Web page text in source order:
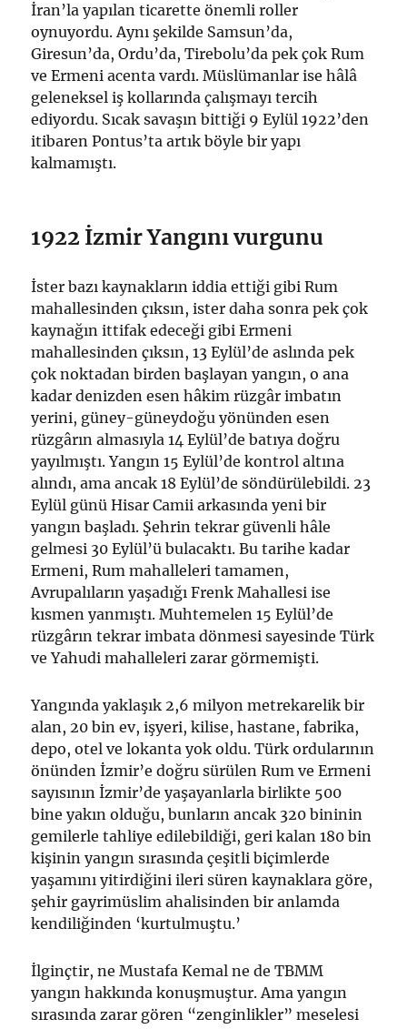
İran’la yapılan ticarette önemli roller
oynuyordu. Aynı şekilde Samsun’da,
Giresun’da, Ordu’da, Tirebolu’da pek çok Rum
ve Ermeni acenta vardı. Müslümanlar ise hâlâ
geleneksel iş kollarında çalışmayı tercih
ediyordu. Sıcak savaşın bittiği 9 Eylül 1922’den
itibaren Pontus’ta artık böyle bir yapı
kalmamıştı.
1922 İzmir Yangını vurgunu
İster bazı kaynakların iddia ettiği gibi Rum
mahallesinden çıksın, ister daha sonra pek çok
kaynağın ittifak edeceği gibi Ermeni
mahallesinden çıksın, 13 Eylül’de aslında pek
çok noktadan birden başlayan yangın, o ana
kadar denizden esen hâkim rüzgâr imbatın
yerini, güney-güneydoğu yönünden esen
rüzgârın almasıyla 14 Eylül’de batıya doğru
yayılmıştı. Yangın 15 Eylül’de kontrol altına
alındı, ama ancak 18 Eylül’de söndürülebildi. 23
Eylül günü Hisar Camii arkasında yeni bir
yangın başladı. Şehrin tekrar güvenli hâle
gelmesi 30 Eylül’ü bulacaktı. Bu tarihe kadar
Ermeni, Rum mahalleleri tamamen,
Avrupalıların yaşadığı Frenk Mahallesi ise
kısmen yanmıştı. Muhtemelen 15 Eylül’de
rüzgârın tekrar imbata dönmesi sayesinde Türk
ve Yahudi mahalleleri zarar görmemişti.
Yangında yaklaşık 2,6 milyon metrekarelik bir
alan, 20 bin ev, işyeri, kilise, hastane, fabrika,
depo, otel ve lokanta yok oldu. Türk ordularının
önünden İzmir’e doğru sürülen Rum ve Ermeni
sayısının İzmir’de yaşayanlarla birlikte 500
bine yakın olduğu, bunların ancak 320 bininin
gemilerle tahliye edilebildiği, geri kalan 180 bin
kişinin yangın sırasında çeşitli biçimlerde
yaşamını yitirdiğini ileri süren kaynaklara göre,
şehir gayrimüslim ahalisinden bir anlamda
kendiliğinden ‘kurtulmuştu.’
İlginçtir, ne Mustafa Kemal ne de TBMM
yangın hakkında konuşmuştur. Ama yangın
sırasında zarar gören “zenginlikler” meselesi